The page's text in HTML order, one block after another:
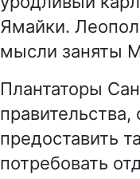
Ямайки.
мысли заняты
Плантаторы
предоставить
потребовать